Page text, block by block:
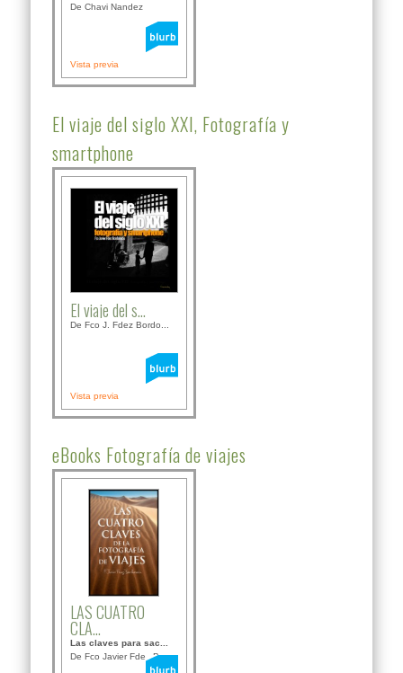
De Chavi Nandez
Vista previa
El viaje del siglo XXI, Fotografía y
smartphone
El viaje del s...
De Fco J. Fdez Bordo...
Vista previa
eBooks Fotografía de viajes
LAS CUATRO
CLA...
Las claves para sac...
De Fco Javier Fdez B...